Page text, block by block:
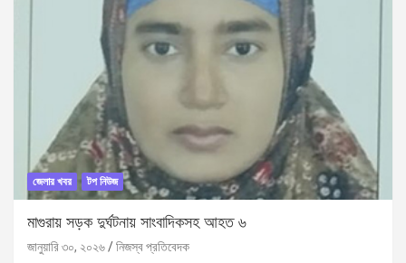
জেলার খবর টপ নিউজ
মাগুরায় সড়ক দুর্ঘটনায় সাংবাদিকসহ আহত ৬
জানুয়ারি ৩০, ২০২৬ নিজস্ব প্রতিবেদক